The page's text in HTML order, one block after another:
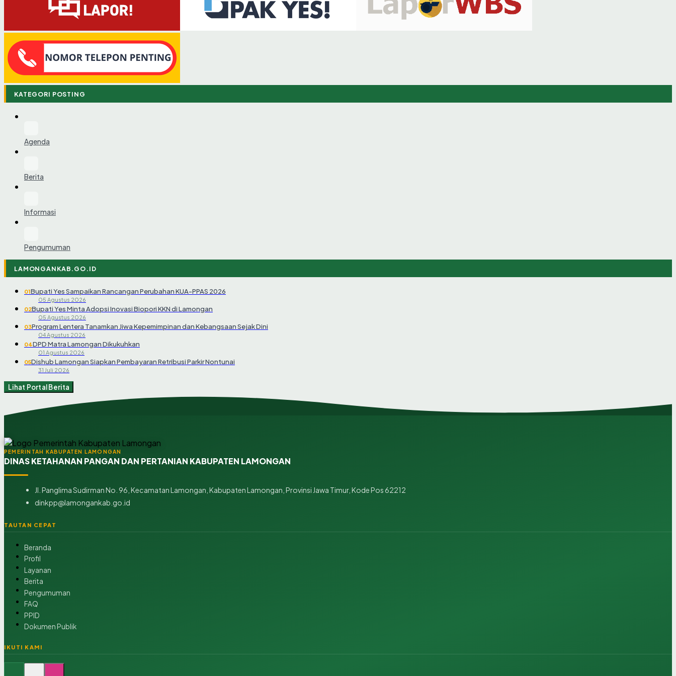
KATEGORI POSTING
Agenda
Berita
Informasi
Pengumuman
LAMONGANKAB.GO.ID
01Bupati Yes Sampaikan Rancangan Perubahan KUA-PPAS 2026
05 Agustus 2026
02Bupati Yes Minta Adopsi Inovasi Biopori KKN di Lamongan
05 Agustus 2026
03Program Lentera Tanamkan Jiwa Kepemimpinan dan Kebangsaan Sejak Dini
04 Agustus 2026
04DPD Matra Lamongan Dikukuhkan
01 Agustus 2026
05Dishub Lamongan Siapkan Pembayaran Retribusi Parkir Nontunai
31 Juli 2026
Lihat Portal Berita
PEMERINTAH KABUPATEN LAMONGAN
DINAS KETAHANAN PANGAN DAN PERTANIAN KABUPATEN LAMONGAN
Jl. Panglima Sudirman No. 96, Kecamatan Lamongan, Kabupaten Lamongan, Provinsi Jawa Timur, Kode Pos 62212
dinkpp@lamongankab.go.id
TAUTAN CEPAT
Beranda
Profil
Layanan
Berita
Pengumuman
FAQ
PPID
Dokumen Publik
IKUTI KAMI